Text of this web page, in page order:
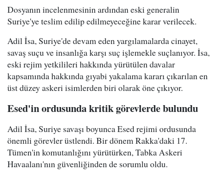
Dosyanın incelenmesinin ardından eski generalin
Suriye'ye teslim edilip edilmeyeceğine karar verilecek.
Adil İsa, Suriye'de devam eden yargılamalarda cinayet,
savaş suçu ve insanlığa karşı suç işlemekle suçlanıyor. İsa,
eski rejim yetkilileri hakkında yürütülen davalar
kapsamında hakkında gıyabi yakalama kararı çıkarılan en
üst düzey askeri isimlerden biri olarak öne çıkıyor.
Esed'in ordusunda kritik görevlerde bulundu
Adil İsa, Suriye savaşı boyunca Esed rejimi ordusunda
önemli görevler üstlendi. Bir dönem Rakka'daki 17.
Tümen'in komutanlığını yürütürken, Tabka Askeri
Havaalanı'nın güvenliğinden de sorumlu oldu.